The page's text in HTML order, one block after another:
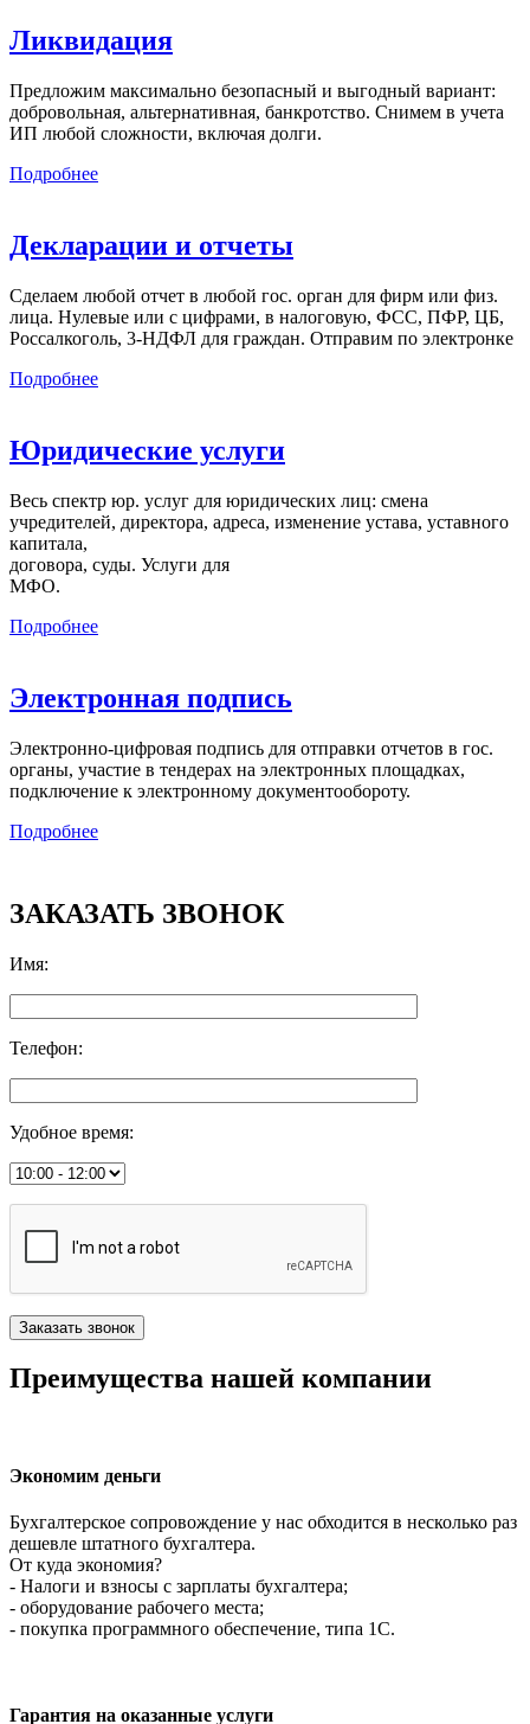
Ликвидация
Предложим максимально безопасный и выгодный вариант:
добровольная, альтернативная, банкротство. Снимем в учета
ИП любой сложности, включая долги.
Подробнее
Декларации и отчеты
Сделаем любой отчет в любой гос. орган для фирм или физ.
лица. Нулевые или с цифрами, в налоговую, ФСС, ПФР, ЦБ,
Россалкоголь, 3-НДФЛ для граждан. Отправим по электронке
Подробнее
Юридические услуги
Весь спектр юр. услуг для юридических лиц: смена
учредителей, директора, адреса, изменение устава, уставного
капитала,
договора, суды. Услуги для
МФО.
Подробнее
Электронная подпись
Электронно-цифровая подпись для отправки отчетов в гос.
органы, участие в тендерах на электронных площадках,
подключение к электронному документообороту.
Подробнее
ЗАКАЗАТЬ ЗВОНОК
Имя:
Телефон:
Удобное время:
Преимущества нашей компании
Экономим деньги
Бухгалтерское сопровождение у нас обходится в несколько раз
дешевле штатного бухгалтера.
От куда экономия?
- Налоги и взносы с зарплаты бухгалтера;
- оборудование рабочего места;
- покупка программного обеспечение, типа 1С.
Гарантия на оказанные услуги